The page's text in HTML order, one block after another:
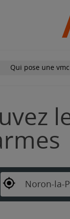
Qui pose une vmc
Noron-la-